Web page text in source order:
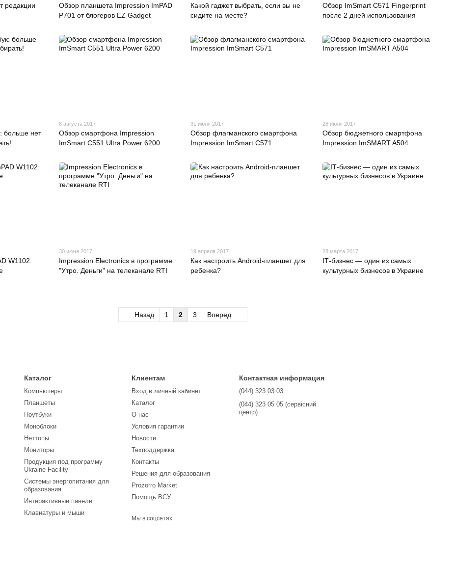
редакции
Обзор планшета Impression ImPAD
P701 от блогеров EZ Gadget
Какой гаджет выбрать, если вы не
сидите на месте?
Обзор ImSmart C571 Fingerprint
после 2 дней использования
больше нет
8 августа 2017
Обзор смартфона Impression
ImSmart C551 Ultra Power 6200
31 июля 2017
Обзор флагманского смартфона
Impression ImSmart C571
26 июля 2017
Обзор бюджетного смартфона
Impression ImSMART A504
W1102:
30 июня 2017
Impression Electronics в программе
"Утро. Деньги" на телеканале RTI
19 апреля 2017
Как настроить Android-планшет для
ребенка?
28 марта 2017
ІТ-бизнес — один из самых
культурных бизнесов в Украине
Назад 1 2 3 Вперед
Каталог
Компьютеры
Планшеты
Ноутбуки
Моноблоки
Неттопы
Мониторы
Продукция под программу
Ukraine Facility
Системы энергопитания для
образования
Интерактивные панели
Клавиатуры и мыши
Клиентам
Вход в личный кабинет
Каталог
О нас
Условия гарантии
Новости
Техподдержка
Контакты
Решения для образования
Prozorro Market
Помощь ВСУ
Мы в соцсетях
Контактная информация
(044) 323 03 03
(044) 323 05 05 (сервісний
центр)